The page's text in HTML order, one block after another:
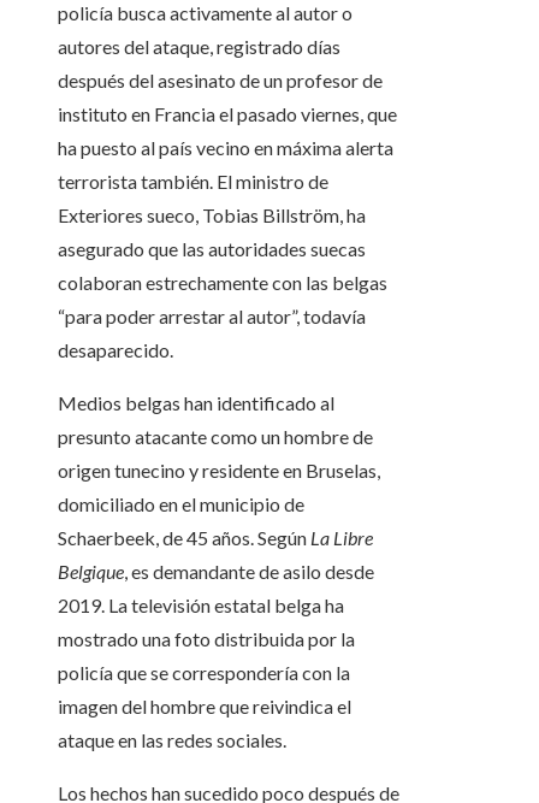
policía busca activamente al autor o
autores del ataque, registrado días
después del asesinato de un profesor de
instituto en Francia el pasado viernes, que
ha puesto al país vecino en máxima alerta
terrorista también. El ministro de
Exteriores sueco, Tobias Billström, ha
asegurado que las autoridades suecas
colaboran estrechamente con las belgas
“para poder arrestar al autor”, todavía
desaparecido.
Medios belgas han identificado al
presunto atacante como un hombre de
origen tunecino y residente en Bruselas,
domiciliado en el municipio de
Schaerbeek, de 45 años. Según La Libre
Belgique, es demandante de asilo desde
2019. La televisión estatal belga ha
mostrado una foto distribuida por la
policía que se correspondería con la
imagen del hombre que reivindica el
ataque en las redes sociales.
Los hechos han sucedido poco después de